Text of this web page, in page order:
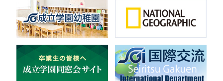
音楽（コーラス）
地域ボランティア
美術
マルチメディア
ライフワーク
新日本芸能